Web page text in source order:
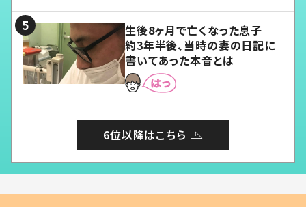
生後8ヶ月で亡くなった息子
約3年半後、当時の妻の日記に
書いてあった本音とは
6位以降はこちら